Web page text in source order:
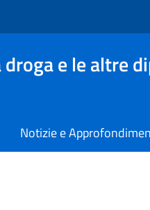
e le altre
Notizie e